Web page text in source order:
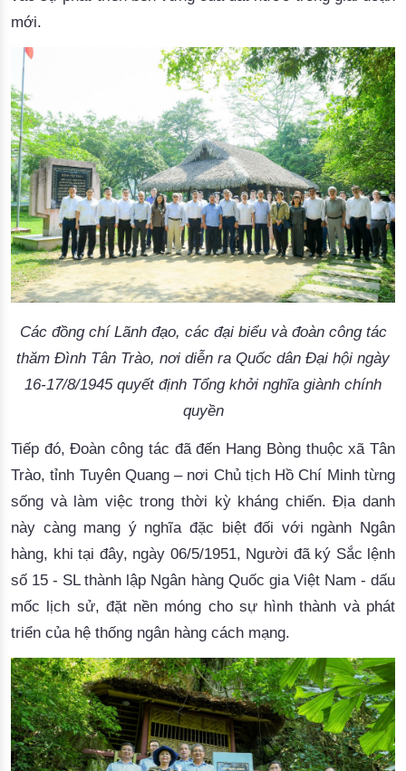
mới.
Các đồng chí Lãnh đạo, các đại biểu và đoàn công tác
thăm Đình Tân Trào, nơi diễn ra Quốc dân Đại hội ngày
16-17/8/1945 quyết định Tổng khởi nghĩa giành chính
quyền
Tiếp đó,Đoàn công tác đã đến Hang Bòng thuộc xã Tân
Trào, tỉnh Tuyên Quang – nơi Chủ tịch Hồ Chí Minh từng
sống và làm việc trong thời kỳ kháng chiến.Địa danh
này càng mang ý nghĩa đặc biệt đối với ngành Ngân
hàng, khi tại đây, ngày 06/5/1951, Người đã ký Sắc lệnh
số 15 - SL thành lập Ngân hàng Quốc gia Việt Nam - dấu
mốc lịch sử, đặt nền móng cho sự hình thành và phát
triển của hệ thống ngân hàng cách mạng.